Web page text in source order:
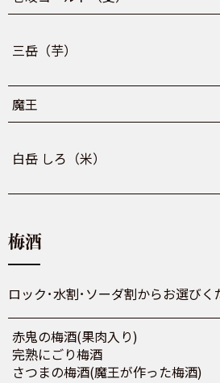
三岳（芋）
魔王
白岳 しろ（米）
梅酒
ロック･水割･ソーダ割からお選びく
赤鬼の梅酒(果肉入り)
完熟にごり梅酒
さつまの梅酒(魔王が作った梅酒)